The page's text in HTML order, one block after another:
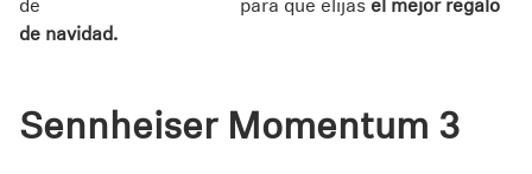
Professional
de
para que elijas el mejor regalo
de navidad.
Sennheiser Momentum 3